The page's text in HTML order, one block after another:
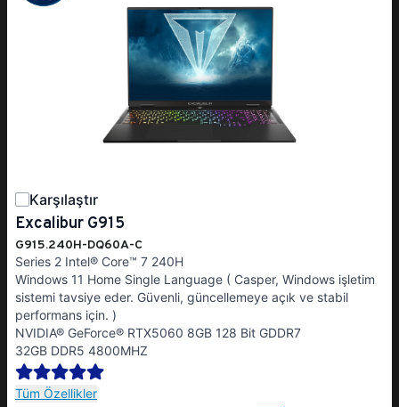
Karşılaştır
Excalibur G915
G915.240H-DQ60A-C
Series 2 Intel® Core™ 7 240H
Windows 11 Home Single Language ( Casper, Windows işletim
sistemi tavsiye eder. Güvenli, güncellemeye açık ve stabil
performans için. )
NVIDIA® GeForce® RTX5060 8GB 128 Bit GDDR7
32GB DDR5 4800MHZ
Tüm Özellikler